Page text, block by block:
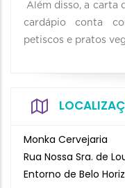
Além disso, a carta
cardápio conta
petiscos e pratos
Monka Cervejaria
Rua Nossa Sra. de
Entorno de Belo